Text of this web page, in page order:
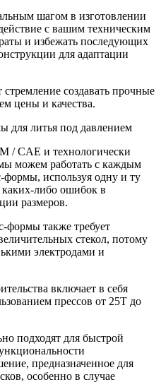
шагом в изготовлении
с вашим техническим
и избежать последующих
для адаптации
создавать прочные
цены и качества.
для литья под давлением
/ CAE и технологически
можем работать с каждым
используя одну и ту
либо ошибок в
размеров.
формы также требует
стекол, потому
электродами и
включает в себя
прессов от 25T до
подходят для быстрой
предназначенное для
особенно в случае